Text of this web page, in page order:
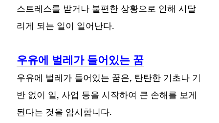
스트레스를 받거나 불편한 상황으로 인해 시달
리게 되는 일이 일어난다.
우유에 벌레가 들어있는 꿈
우유에 벌레가 들어있는 꿈은, 탄탄한 기초나 기
반 없이 일, 사업 등을 시작하여 큰 손해를 보게
된다는 것을 암시합니다.